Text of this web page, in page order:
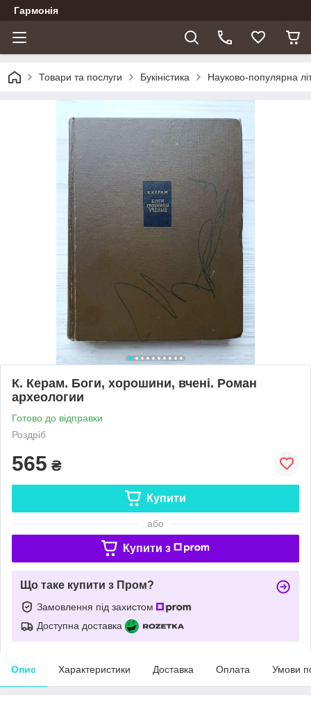
Гармонія
Товари та послуги Букіністика Науково-популярна
К. Керам. Боги, хорошини, вчені. Роман
археологии
Готово до відправки
Роздріб
565 ₴
Купити
або
Купити з
Що таке купити з Пром?
Замовлення під захистом
Доступна доставка
Опис Характеристики Доставка Оплата Умови